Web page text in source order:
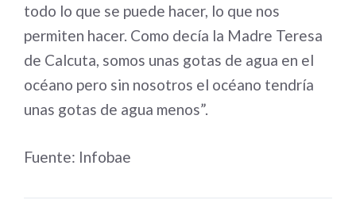
todo lo que se puede hacer, lo que nos
permiten hacer. Como decía la Madre Teresa
de Calcuta, somos unas gotas de agua en el
océano pero sin nosotros el océano tendría
unas gotas de agua menos”.
Fuente: Infobae